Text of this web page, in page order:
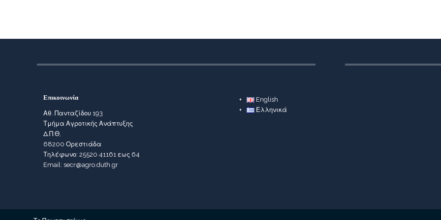
Επικοινωνία
Αθ. Πανταζίδου 193
Τμήμα Αγροτικής Ανάπτυξης
Δ.Π.Θ,
68200 Ορεστιάδα
Τηλέφωνο: 25520 41161 εως 64
Email: secr@agro.duth.gr
English
Ελληνικά